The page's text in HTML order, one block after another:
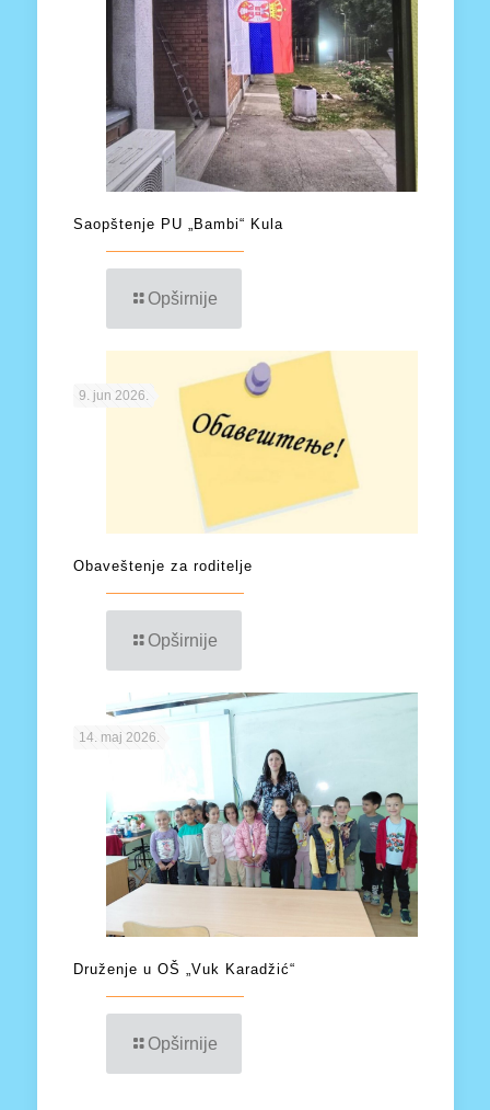
Saopštenje PU „Bambi“ Kula
Opširnije
9. jun 2026.
Obaveštenje za roditelje
Opširnije
14. maj 2026.
Druženje u OŠ „Vuk Karadžić“
Opširnije